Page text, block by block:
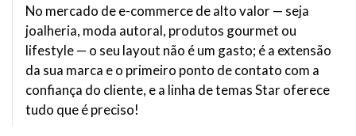
No mercado de e-commerce de alto valor — seja
joalheria, moda autoral, produtos gourmet ou
lifestyle — o seu layout não é um gasto; é a extensão
da sua marca e o primeiro ponto de contato com a
confiança do cliente, e a linha de temas Star oferece
tudo que é preciso!